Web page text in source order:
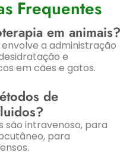
Frequentes
em animais?
a administração
e
em cães e gatos.
de
são intravenoso, para
para